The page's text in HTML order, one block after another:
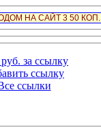
НА САЙТ 3 50 КОП.
за ссылку
ссылку
ссылки